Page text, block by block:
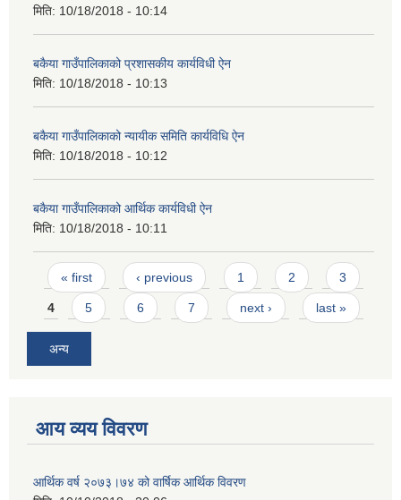
मिति: 10/18/2018 - 10:14
बकैया गाउँपालिकाको प्रशासकीय कार्यविधी ऐन
मिति: 10/18/2018 - 10:13
बकैया गाउँपालिकाको न्यायीक समिति कार्यविधि ऐन
मिति: 10/18/2018 - 10:12
बकैया गाउँपालिकाको आर्थिक कार्यविधी ऐन
मिति: 10/18/2018 - 10:11
Pages
« first ‹ previous 1 2 3
4 5 6 7 next › last »
अन्य
आय व्यय विवरण
आर्थिक वर्ष २०७३।७४ को वार्षिक आर्थिक विवरण